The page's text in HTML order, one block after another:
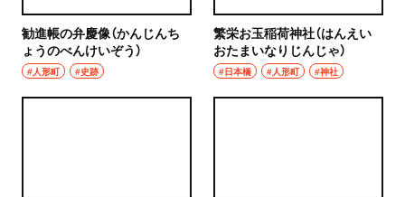
勧進帳の弁慶像（かんじんち
ょうのべんけいぞう）
#人形町 #史跡
繁栄お玉稲荷神社（はんえい
おたまいなりじんじゃ）
#日本橋 #人形町 #神社